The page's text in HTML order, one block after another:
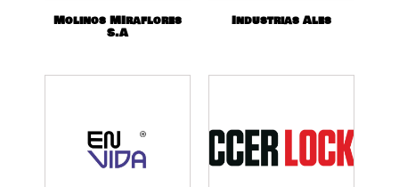
Molinos MIraflores
S.A
Industrias Ales